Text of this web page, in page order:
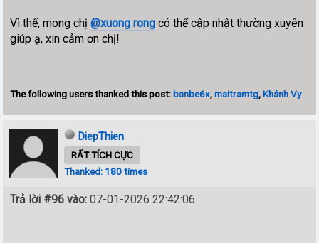
Vì thế, mong chị@xuong rong có thể cập nhật thường xuyên
giúp ạ, xin cảm ơn chị!
The following users thanked this post: banbe6x,maitramtg,Khánh Vy
DiepThien
RẤT TÍCH CỰC
Thanked: 180 times
Trả lời #96 vào: 07-01-2026 22:42:06